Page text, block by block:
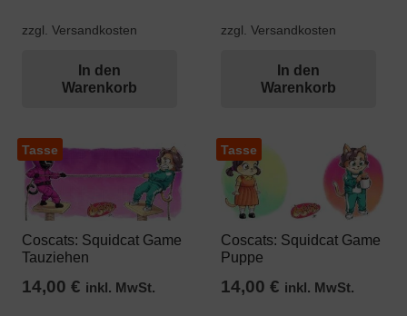
zzgl. Versandkosten
In den
Warenkorb
zzgl. Versandkosten
In den
Warenkorb
Tasse
Coscats: Squidcat Game
Tauziehen
14,00 € inkl. MwSt.
Tasse
Coscats: Squidcat Game
Puppe
14,00€ inkl. MwSt.